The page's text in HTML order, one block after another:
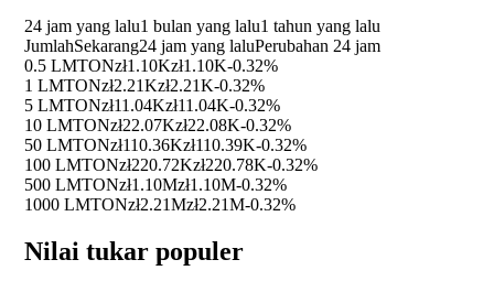
24 jam yang lalu1 bulan yang lalu1 tahun yang lalu
JumlahSekarang24 jam yang laluPerubahan 24 jam
0.5 LMTONzł1.10Kzł1.10K-0.32%
1 LMTONzł2.21Kzł2.21K-0.32%
5 LMTONzł11.04Kzł11.04K-0.32%
10 LMTONzł22.07Kzł22.08K-0.32%
50 LMTONzł110.36Kzł110.39K-0.32%
100 LMTONzł220.72Kzł220.78K-0.32%
500 LMTONzł1.10Mzł1.10M-0.32%
1000 LMTONzł2.21Mzł2.21M-0.32%
Nilai tukar populer